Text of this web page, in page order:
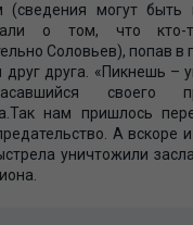
(сведения могут быть
о том, что
Соловьев), попав в
друг друга. «Пикнешь –
своего
нам пришлось
А вскоре
уничтожили